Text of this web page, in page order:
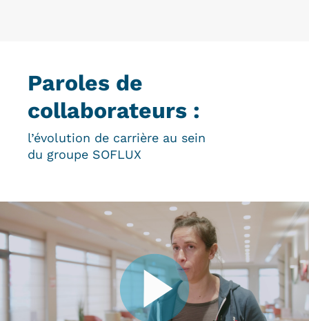
Paroles de
collaborateurs :
l’évolution de carrière au sein
du groupe SOFLUX